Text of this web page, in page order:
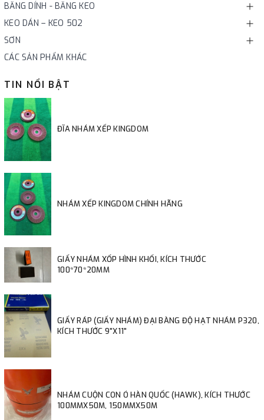
BĂNG DÍNH - BĂNG KEO
KEO DÁN – KEO 502
SƠN
CÁC SẢN PHẨM KHÁC
TIN NỔI BẬT
ĐĨA NHÁM XẾP KINGDOM
NHÁM XẾP KINGDOM CHÍNH HÃNG
GIẤY NHÁM XỐP HÌNH KHỐI, KÍCH THƯỚC
100*70*20MM
GIẤY RÁP (GIẤY NHÁM) ĐẠI BÀNG ĐỘ HẠT NHÁM P320,
KÍCH THƯỚC 9"X11"
NHÁM CUỘN CON Ó HÀN QUỐC (HAWK), KÍCH THƯỚC
100MMX50M, 150MMX50M